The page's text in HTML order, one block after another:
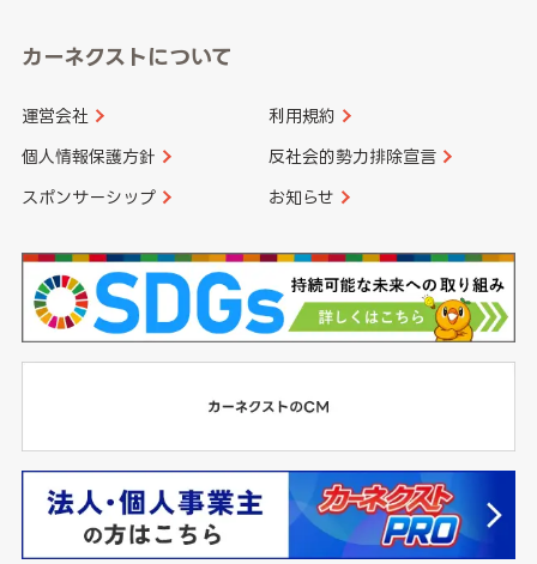
カーネクストについて
運営会社 利用規約
個人情報保護方針 反社会的勢力排除宣言
スポンサーシップ お知らせ